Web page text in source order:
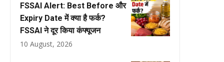
FSSAI Alert: Best Before और
Expiry Date में क्या है फर्क?
FSSAI ने दूर किया कंफ्यूजन
10 August, 2026